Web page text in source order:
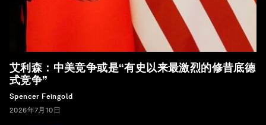
艾利森：中美竞争或是“有史以来最激烈的修昔底德
式竞争”
Spencer Feingold
2026年7月10日